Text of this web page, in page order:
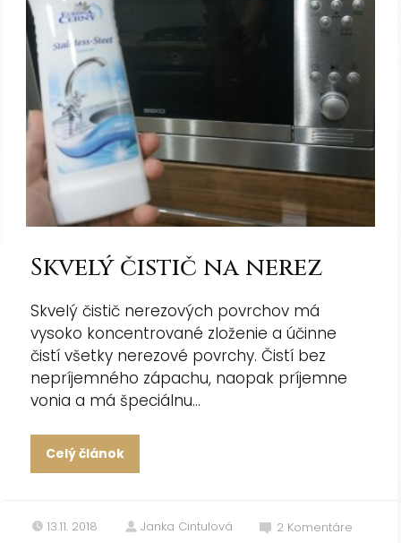
Skvelý čistič na nerez
Skvelý čistič nerezových povrchov má
vysoko koncentrované zloženie a účinne
čistí všetky nerezové povrchy. Čistí bez
nepríjemného zápachu, naopak príjemne
vonia a má špeciálnu...
Celý článok
13.11. 2018 Janka Cintulová 2 Komentáre